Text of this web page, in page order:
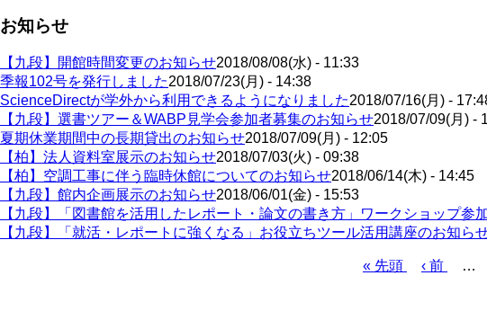
お知らせ
【九段】開館時間変更のお知らせ2018/08/08(水) - 11:33
季報102号を発行しました2018/07/23(月) - 14:38
ScienceDirectが学外から利用できるようになりました2018/07/16(月) -
【九段】選書ツアー＆WABP見学会参加者募集のお知らせ2018/07/09(月) -
夏期休業期間中の長期貸出のお知らせ2018/07/09(月) - 12:05
【柏】法人資料室展示のお知らせ2018/07/03(火) - 09:38
【柏】空調工事に伴う臨時休館についてのお知らせ2018/06/14(木) - 14:45
【九段】館内企画展示のお知らせ2018/06/01(金) - 15:53
【九段】「図書館を活用したレポート・論文の書き方」ワークショップ参
【九段】「就活・レポートに強くなる」お役立ちツール活用講座のお知ら
先
« 先頭
前
‹ 前 …